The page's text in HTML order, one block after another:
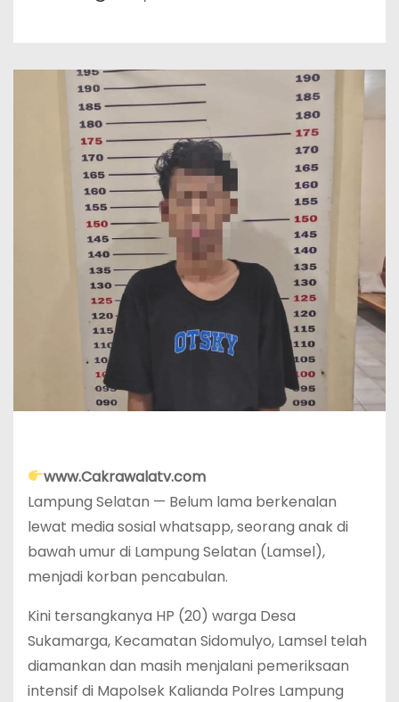
www.Cakrawalatv.com
Lampung Selatan — Belum lama berkenalan
lewat media sosial whatsapp, seorang anak di
bawah umur di Lampung Selatan (Lamsel),
menjadi korban pencabulan.
Kini tersangkanya HP (20) warga Desa
Sukamarga, Kecamatan Sidomulyo, Lamsel telah
diamankan dan masih menjalani pemeriksaan
intensif di Mapolsek Kalianda Polres Lampung